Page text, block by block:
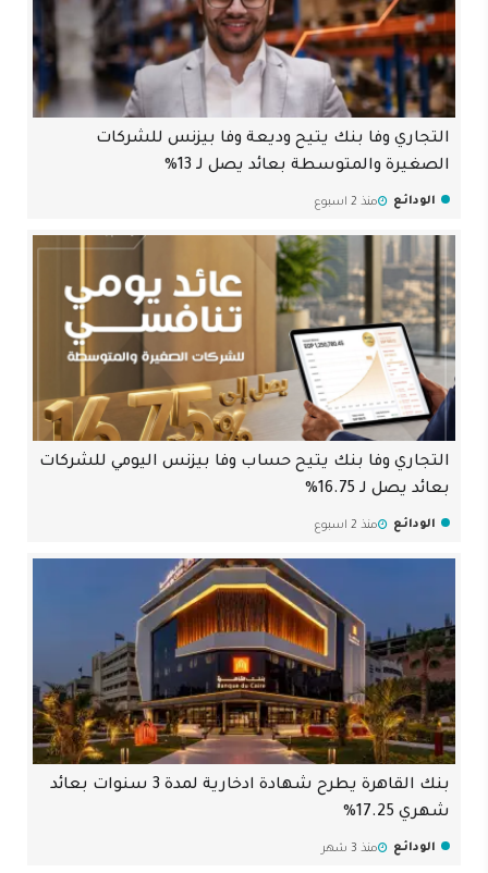
التجاري وفا بنك يتيح وديعة وفا بيزنس للشركات
الصغيرة والمتوسطة بعائد يصل لـ 13%
الودائع منذ 2 اسبوع
التجاري وفا بنك يتيح حساب وفا بيزنس اليومي للشركات
بعائد يصل لـ 16.75%
الودائع منذ 2 اسبوع
بنك القاهرة يطرح شهادة ادخارية لمدة 3 سنوات بعائد
شهري 17.25%
الودائع منذ 3 شهر